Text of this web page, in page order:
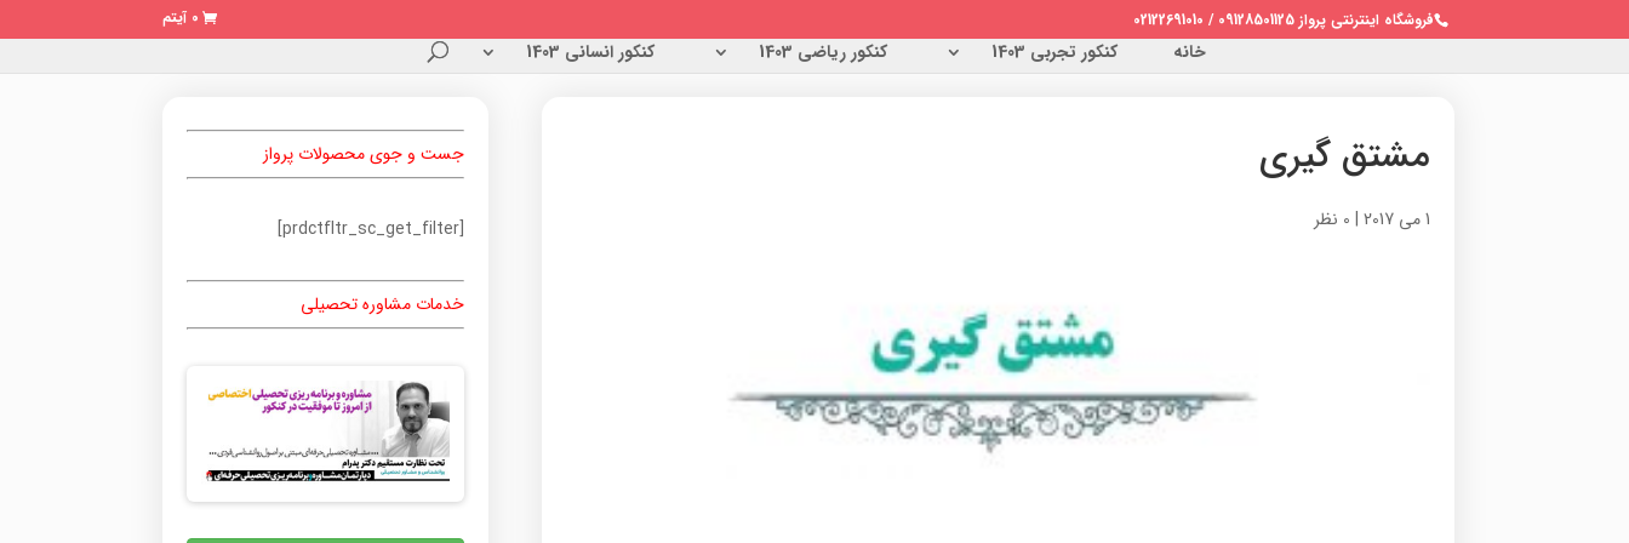
فروشگاه اینترنتی پرواز 09128501125 / 02122691010 0 آیتم
خانه کنکور تجربی 1403 کنکور ریاضی 1403 کنکور انسانی 1403
مشتق گیری
1 می 2017 | 0 نظر
جست و جوی محصولات پرواز
[prdctfltr_sc_get_filter]
خدمات مشاوره تحصیلی